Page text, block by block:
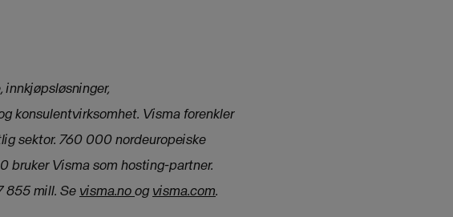
konsulentvirksomhet. Visma forenkler
sektor. 760 000 nordeuropeiske
Visma som hosting-partner.
855 mill. Se visma.noog visma.com.